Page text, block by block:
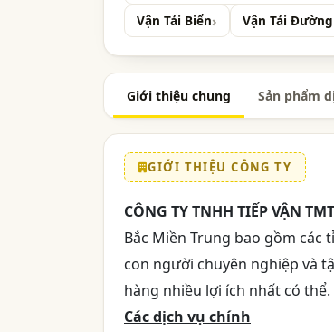
Vận Tải Biển
Vận Tải
Giới thiệu chung Sản phẩm
GIỚI THIỆU CÔNG TY
CÔNG TY TNHH TIẾP VẬN TMT
Bắc Miền Trung bao gồm các
con người chuyên nghiệp và
hàng nhiều lợi ích nhất có thể.
Các dịch vụ chính